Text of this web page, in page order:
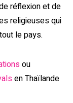
réflexion et de
religieuses qui
le pays.
ou
en Thaïlande